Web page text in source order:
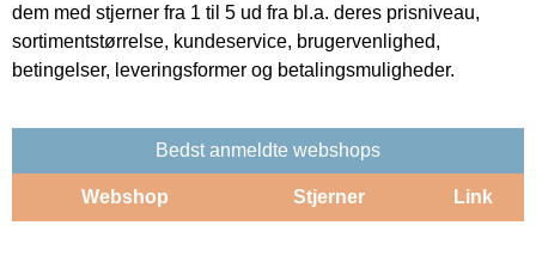
dem med stjerner fra 1 til 5 ud fra bl.a. deres prisniveau,
sortimentstørrelse, kundeservice, brugervenlighed,
betingelser, leveringsformer og betalingsmuligheder.
Bedst anmeldte webshops
Webshop Stjerner Link